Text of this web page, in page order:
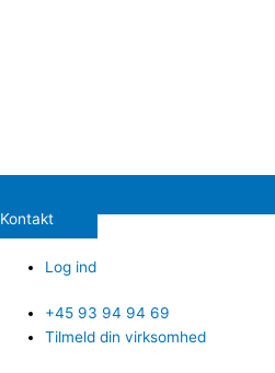
Kontakt
Log ind
+45 93 94 94 69
Tilmeld din virksomhed